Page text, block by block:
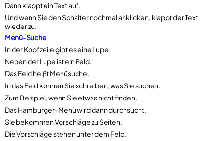
Dann klappt ein Text auf.
Und wenn Sie den Schalter nochmal anklicken, klappt der Text
wieder zu.
Menü-Suche
In der Kopfzeile gibt es eine Lupe.
Neben der Lupe ist ein Feld.
Das Feld heißt Menüsuche.
In das Feld können Sie schreiben, was Sie suchen.
Zum Beispiel, wenn Sie etwas nicht finden.
Das Hamburger-Menü wird dann durchsucht.
Sie bekommen Vorschläge zu Seiten.
Die Vorschläge stehen unter dem Feld.